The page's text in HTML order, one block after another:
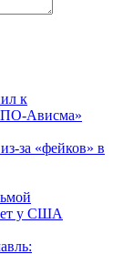
к
Ависма»
за «фейков» в
у США